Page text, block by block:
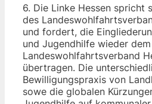
6. Die Linke Hessen spricht
des
und fordert, die
und Jugendhilfe wieder dem
Landeswohlfahrtsverband
übertragen. Die
Bewilligungspraxis von
sowe die globalen